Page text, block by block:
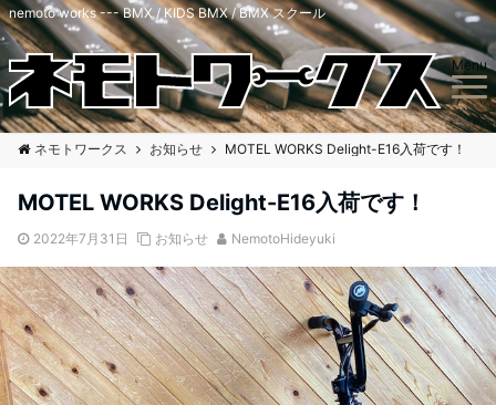
nemoto works --- BMX / KIDS BMX / BMX スクール
Menu
ネモトワークス お知らせ MOTEL WORKS Delight-E16入荷です！
MOTEL WORKS Delight-E16入荷です！
2022年7月31日 お知らせ NemotoHideyuki